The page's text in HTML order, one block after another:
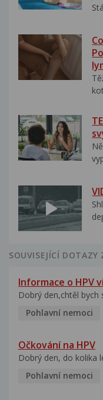
SOUVISEJÍCÍ DOTAZY
Informace o HPV
Dobrý den,chtěl bych
Pohlavní nemoci
Očkování na HPV
Dobrý den, do kolika
Pohlavní nemoci